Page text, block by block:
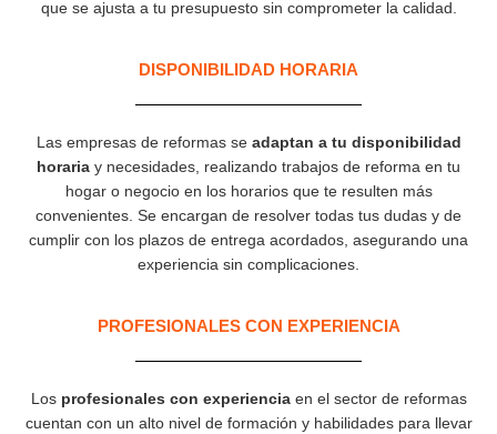
que se ajusta a tu presupuesto sin comprometer la calidad.
DISPONIBILIDAD HORARIA
Las empresas de reformas se adaptan a tu disponibilidad
horaria y necesidades, realizando trabajos de reforma en tu
hogar o negocio en los horarios que te resulten más
convenientes. Se encargan de resolver todas tus dudas y de
cumplir con los plazos de entrega acordados, asegurando una
experiencia sin complicaciones.
PROFESIONALES CON EXPERIENCIA​
Los profesionales con experienciaen el sector de reformas
cuentan con un alto nivel de formación y habilidades para llevar